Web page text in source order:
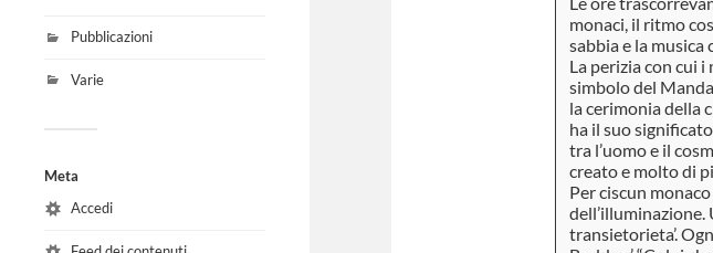
Pubblicazioni
Varie
Meta
Accedi
monaci, il ritmo
sabbia e la musica
La perizia con cui
simbolo del
la cerimonia della
ha il suo
tra l’uomo e il
creato e molto di
Per ciscun
transietorieta’.